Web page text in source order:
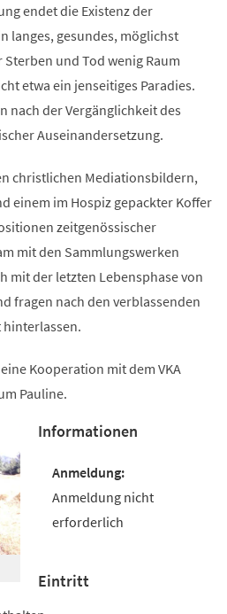
endet die Existenz der
langes, gesundes, möglichst
und Tod wenig Raum
etwa ein jenseitiges Paradies.
nach der Vergänglichkeit des
Auseinandersetzung.
christlichen Mediationsbildern,
einem im Hospiz gepackter Koffer
zeitgenössischer
mit den Sammlungswerken
mit der letzten Lebensphase von
fragen nach den verblassenden
hinterlassen.
Kooperation mit dem VKA
Pauline.
Informationen
Anmeldung nicht
erforderlich
Eintritt